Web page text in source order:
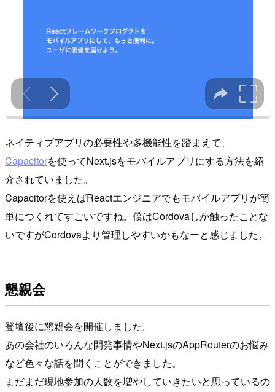
ネイティブアプリの必要性や多機能性を踏まえて、
Capacitorを使ってNext.jsをモバイルアプリにする方法を紹
介されていました。
Capacitorを使えばReactエンジニアでもモバイルアプリが簡
単につくれてすごいですね。僕はCordovaしか触ったことな
いですがCordovaより管理しやすいかもなーと感じました。
懇親会
登壇後に懇親会を開催しました。
あの会社のいろんな開発事情やNext.jsのAppRouterのお悩み
など色々な話を聞くことができました。
まだまだ現地参加の人数を増やしていきたいと思っているの